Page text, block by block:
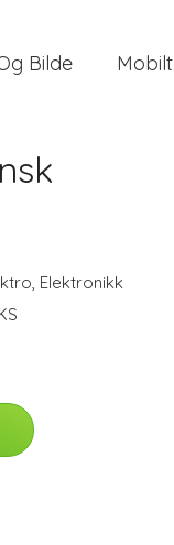
Bilde Mobilt
, Elektronikk